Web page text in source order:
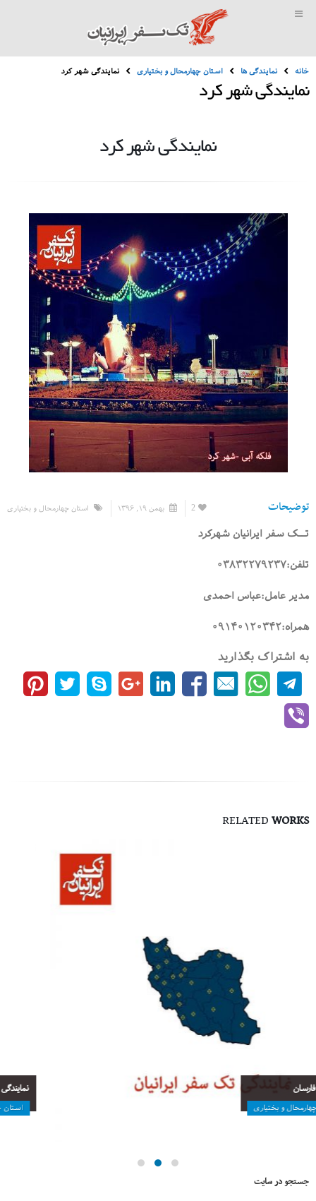
خانه نمایندگی ها استان چهارمحال و بختیاری نمایندگی شهر کرد
نمایندگی شهر کرد
نمایندگی شهر کرد
توضیحات 2 بهمن ۱۹, ۱۳۹۶ استان چهارمحال و بختیاری
تــک سفر ایرانیان شهرکرد
تلفن:۰۳۸۳۲۲۷۹۲۳۷
مدیر عامل:عباس احمدی
همراه:۰۹۱۴۰۱۲۰۳۴۲
به اشتراک بگذارید
RELATEDWORKS
نمایندگی بروجن
جستجو در سایت